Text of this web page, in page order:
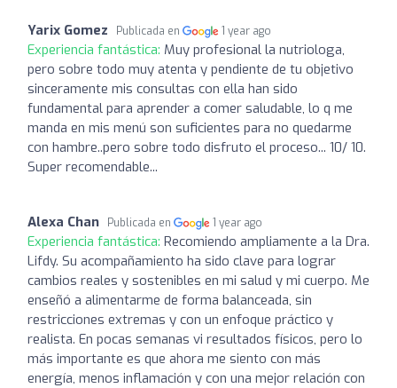
Yarix Gomez Publicada en 1 year ago
Experiencia fantástica: Muy profesional la nutriologa,
pero sobre todo muy atenta y pendiente de tu objetivo
sinceramente mis consultas con ella han sido
fundamental para aprender a comer saludable, lo q me
manda en mis menú son suficientes para no quedarme
con hambre..pero sobre todo disfruto el proceso... 10/ 10.
Super recomendable...
Alexa Chan Publicada en 1 year ago
Experiencia fantástica: Recomiendo ampliamente a la Dra.
Lifdy. Su acompañamiento ha sido clave para lograr
cambios reales y sostenibles en mi salud y mi cuerpo. Me
enseñó a alimentarme de forma balanceada, sin
restricciones extremas y con un enfoque práctico y
realista. En pocas semanas vi resultados físicos, pero lo
más importante es que ahora me siento con más
energía, menos inflamación y con una mejor relación con